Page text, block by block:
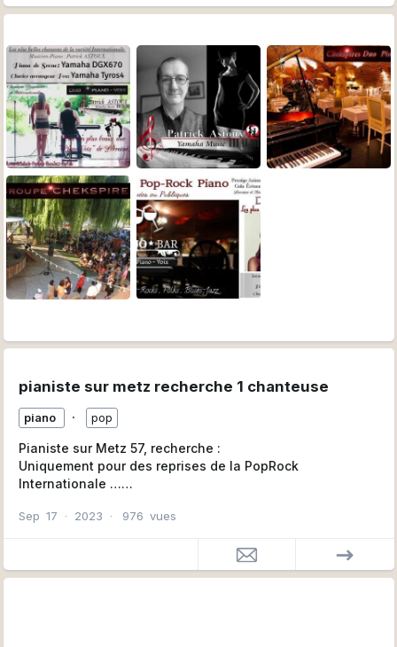
pianiste sur metz recherche 1 chanteuse
piano ∙ pop
Pianiste sur Metz 57, recherche :
Uniquement pour des reprises de la PopRock
Internationale …
U2-Police-Téléphone-Eagles-Beatles-Muse-
variété internationale pour soirées dansantes …..
Sep 17 ∙ 2023 ∙ 976 vues